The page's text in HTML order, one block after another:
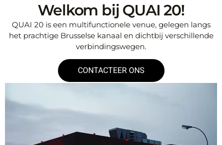
Welkom bij QUAI 20!
QUAI 20 is een multifunctionele venue, gelegen langs
het prachtige Brusselse kanaal en dichtbij verschillende
verbindingswegen.
CONTACTEER ONS